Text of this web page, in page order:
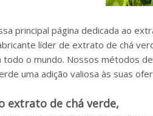
principal página dedicada ao
líder de extrato de chá
todo o mundo. Nossos métodos
uma adição valiosa às suas
extrato de chá verde,